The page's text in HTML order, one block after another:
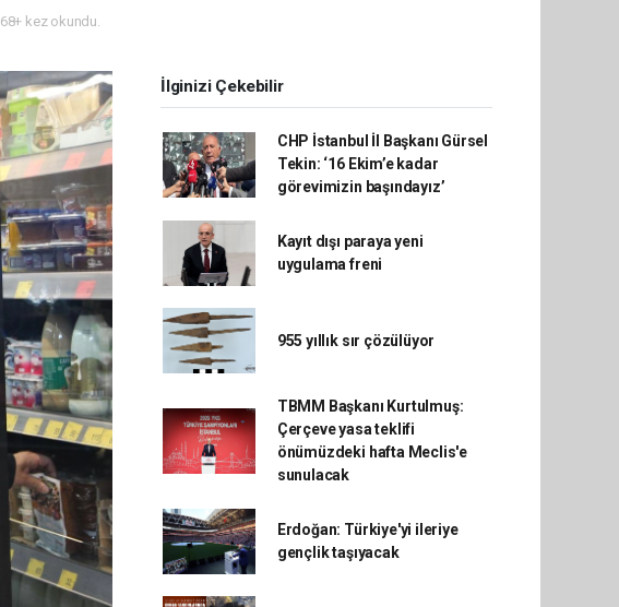
kez okundu.
İlginizi Çekebilir
CHP İstanbul İl Başkanı Gürsel
Tekin: ‘16 Ekim’e kadar
görevimizin başındayız’
Kayıt dışı paraya yeni
uygulama freni
955 yıllık sır çözülüyor
TBMM Başkanı Kurtulmuş:
Çerçeve yasa teklifi
önümüzdeki hafta Meclis'e
sunulacak
Erdoğan: Türkiye'yi ileriye
gençlik taşıyacak